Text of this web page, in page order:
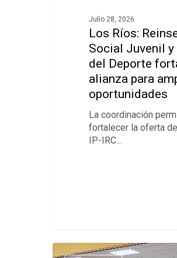
Julio 28, 2026
Los Ríos:
Social Juvenil y
del Deporte
alianza para
oportunidades
La coordinación
fortalecer la oferta
IP-IRC…